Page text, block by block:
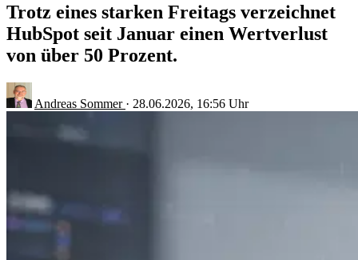
Trotz eines starken Freitags verzeichnet
HubSpot seit Januar einen Wertverlust
von über 50 Prozent.
Andreas Sommer · 28.06.2026, 16:56 Uhr